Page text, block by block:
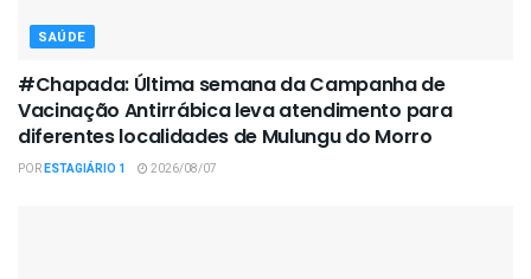
SAÚDE
#Chapada: Última semana da Campanha de
Vacinação Antirrábica leva atendimento para
diferentes localidades de Mulungu do Morro
PORESTAGIÁRIO 1 2026/08/07